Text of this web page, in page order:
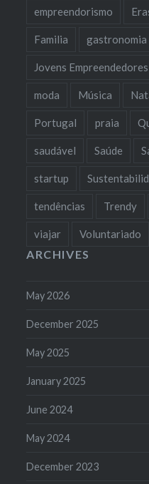
empreendorismo
Familia gastronomia
Jovens Empreendedores
moda Música
Portugal praia
saudável Saúde
startup
tendências Trendy
viajar Voluntariado
ARCHIVES
May 2026
December 2025
May 2025
January 2025
June 2024
May 2024
December 2023